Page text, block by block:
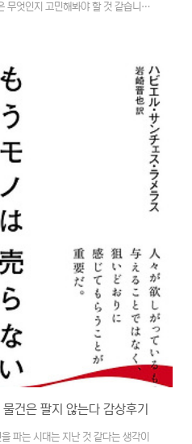
엇인지 고민해봐야 할 것 같습니다.
선에서 고군분투 중이라는 생각이
의 결과다. 운은 과정이 남긴 잔여물이
을 읽더라도 동일한 명제는 실천력이
아 있을 뿐인데 이 부분의 해결은 역시
결과를 원한다면 특별한 생각을 해야
건은 팔지 않는다 감상후기
는 시대는 지난 것 같다는 생각이